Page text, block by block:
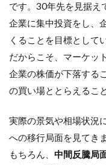
です。30年先を見据え
企業に集中投資をし、
くることを目標として
だからこそ、マーケッ
企業の株価が下落する
の買い場ととらえるこ
実際の景気や相場状況
への移行局面を見てき
もちろん、 中間反騰局